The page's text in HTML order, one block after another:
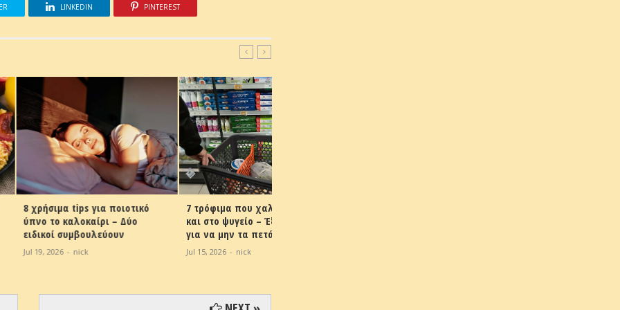
LINKEDIN PINTEREST
για ποιοτικό
– Δύο
7 τρόφιμα που χαλάνε εύκολα
και στο ψυγείο – Έξυπνα tips
για να μην τα πετάξετε